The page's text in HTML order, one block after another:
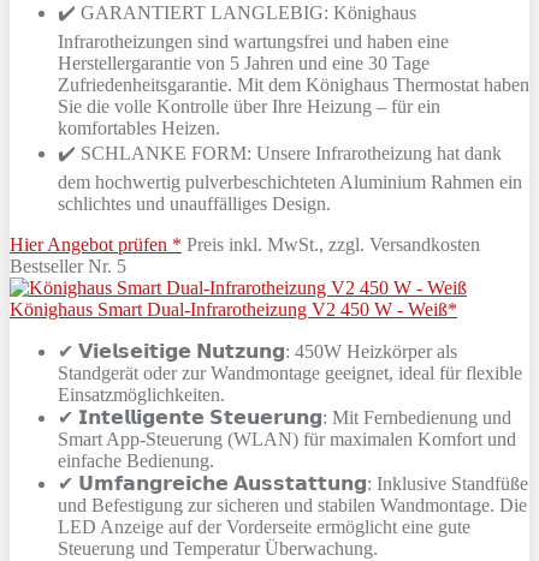
✔️ GARANTIERT LANGLEBIG: Könighaus
Infrarotheizungen sind wartungsfrei und haben eine
Herstellergarantie von 5 Jahren und eine 30 Tage
Zufriedenheitsgarantie. Mit dem Könighaus Thermostat haben
Sie die volle Kontrolle über Ihre Heizung – für ein
komfortables Heizen.
✔️ SCHLANKE FORM: Unsere Infrarotheizung hat dank
dem hochwertig pulverbeschichteten Aluminium Rahmen ein
schlichtes und unauffälliges Design.
Hier Angebot prüfen * Preis inkl. MwSt., zzgl. Versandkosten
Bestseller Nr. 5
Könighaus Smart Dual-Infrarotheizung V2 450 W - Weiß*
✔ 𝗩𝗶𝗲𝗹𝘀𝗲𝗶𝘁𝗶𝗴𝗲 𝗡𝘂𝘁𝘇𝘂𝗻𝗴: 450W Heizkörper als
Standgerät oder zur Wandmontage geeignet, ideal für flexible
Einsatzmöglichkeiten.
✔ 𝗜𝗻𝘁𝗲𝗹𝗹𝗶𝗴𝗲𝗻𝘁𝗲 𝗦𝘁𝗲𝘂𝗲𝗿𝘂𝗻𝗴: Mit Fernbedienung und
Smart App-Steuerung (WLAN) für maximalen Komfort und
einfache Bedienung.
✔ 𝗨𝗺𝗳𝗮𝗻𝗴𝗿𝗲𝗶𝗰𝗵𝗲 𝗔𝘂𝘀𝘀𝘁𝗮𝘁𝘁𝘂𝗻𝗴: Inklusive Standfüße
und Befestigung zur sicheren und stabilen Wandmontage. Die
LED Anzeige auf der Vorderseite ermöglicht eine gute
Steuerung und Temperatur Überwachung.